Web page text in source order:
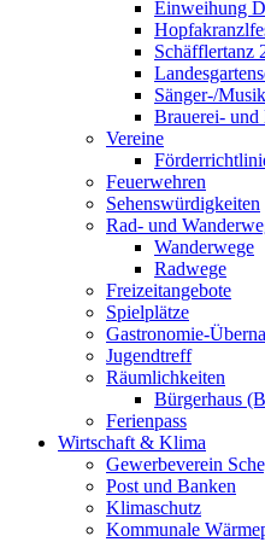
Einweihung
Schäfflertanz
Sänger-/
Brauerei- und
Vereine
Feuerwehren
Sehenswürdigkeiten
Rad- und
Wanderwege
Radwege
Freizeitangebote
Spielplätze
Gastronomie-
Jugendtreff
Räumlichkeiten
Bürgerhaus
Ferienpass
Wirtschaft & Klima
Gewerbeverein
Post und Banken
Klimaschutz
Kommunale